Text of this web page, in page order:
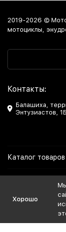
2019-2026 ©
мотоциклы,
Контакты:
Балашиха,
Энтузиастов,
Каталог товаров
Мы в Соцсетях
Хорошо